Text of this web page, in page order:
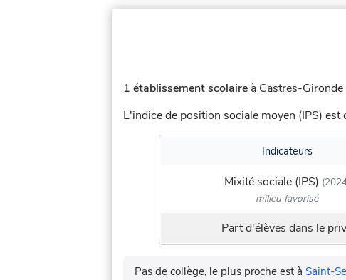
1 établissement scolaire à Castres-Gironde
L'indice de position sociale moyen (IPS) est
Indicateurs
Mixité sociale (IPS)
milieu favorisé
Part d'élèves dans le
Pas de collège, le plus proche est à Saint-